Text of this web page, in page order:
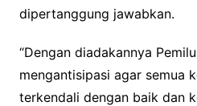
dipertanggung jawabkan.
“Dengan diadakannya
mengantisipasi agar semua
terkendali dengan baik dan